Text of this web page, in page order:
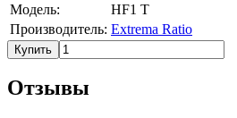
Модель:
HF1 T
Производитель: Extrema Ratio
Купить
Отзывы